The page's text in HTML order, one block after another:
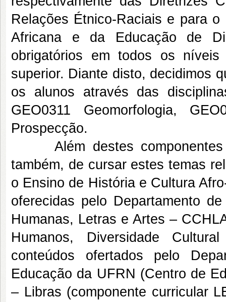
Relações Étnico-Raciais e para
Africana e da Educação de
obrigatórios em todos os
superior. Diante disto, decidimos
os alunos através das
GEO0311 Geomorfologia,
Prospecção.
Além destes componentes
também, de cursar estes temas
o Ensino de História e Cultura
oferecidas pelo Departamento
Humanas, Letras e Artes –
Humanos, Diversidade
conteúdos ofertados pelo
Educação da UFRN (Centro de
– Libras (componente curricular